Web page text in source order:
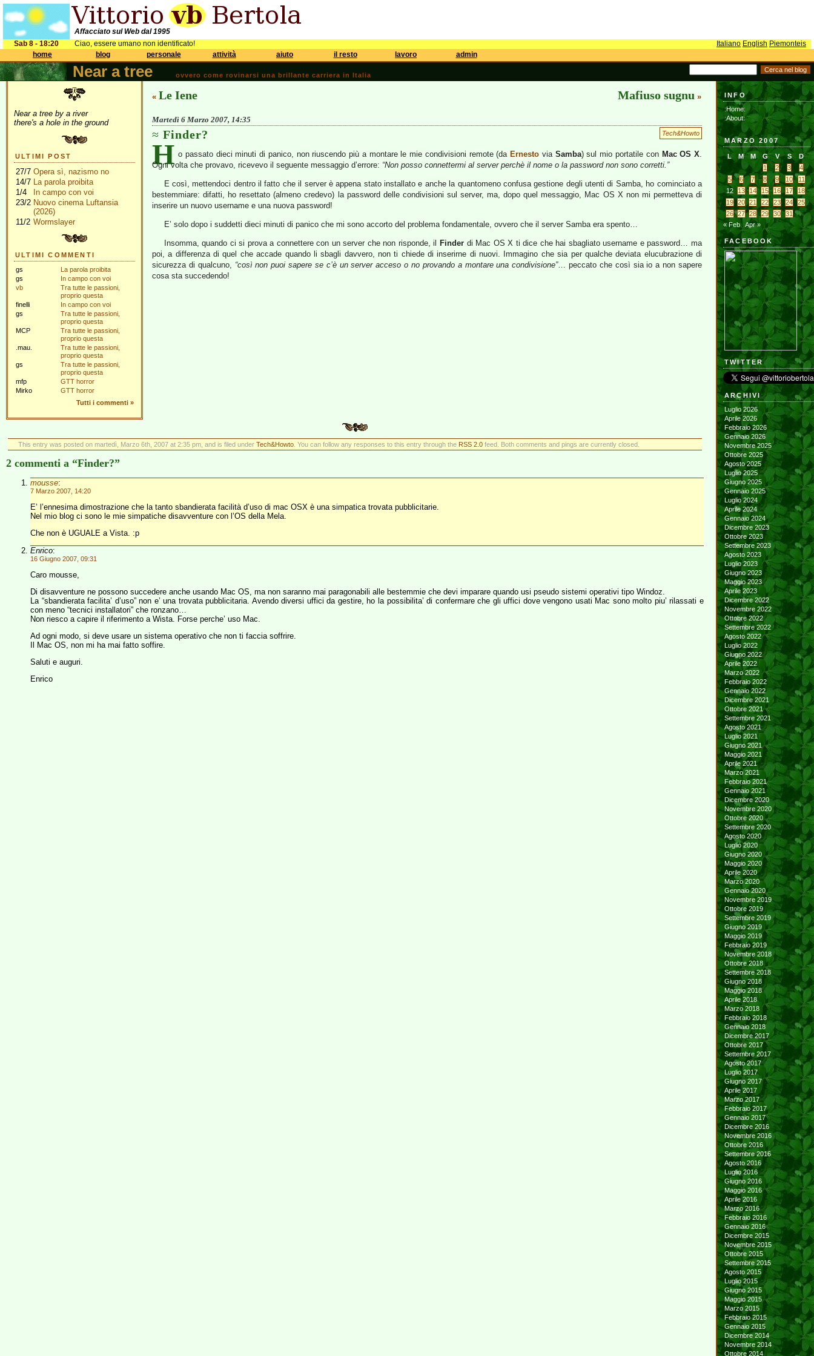
Affacciato sul Web dal 1995
Sab 8 - 18:20
Ciao, essere umano non identificato! Italiano English Piemonteis
home
blog personale attività aiuto il resto lavoro admin
Near a tree ovvero come rovinarsi una brillante carriera in Italia
Near a tree by a river
there's a hole in the ground
ULTIMI POST
27/7 Opera sì, nazismo no
14/7 La parola proibita
1/4
In campo con voi
23/2 Nuovo cinema Luftansia
(2026)
11/2 Wormslayer
ULTIMI COMMENTI
gs
La parola proibita
gs
In campo con voi
vb
Tra tutte le passioni,
proprio questa
finelli
In campo con voi
gs
Tra tutte le passioni,
proprio questa
MCP
Tra tutte le passioni,
proprio questa
.mau.
Tra tutte le passioni,
proprio questa
gs
Tra tutte le passioni,
proprio questa
mfp
GTT horror
Mirko
GTT horror
Tutti i commenti »
« Le Iene Mafiuso sugnu »
Martedì 6 Marzo 2007, 14:35
Tech&Howto
Finder?
H o passato dieci minuti di panico, non riuscendo più a montare le mie condivisioni remote (da Ernesto via Samba) sul mio portatile con Mac OS X.
Ogni volta che provavo, ricevevo il seguente messaggio d’errore: “Non posso connettermi al server perchè il nome o la password non sono corretti.”
E così, mettendoci dentro il fatto che il server è appena stato installato e anche la quantomeno confusa gestione degli utenti di Samba, ho cominciato a
bestemmiare: difatti, ho resettato (almeno credevo) la password delle condivisioni sul server, ma, dopo quel messaggio, Mac OS X non mi permetteva di
inserire un nuovo username e una nuova password!
E’ solo dopo i suddetti dieci minuti di panico che mi sono accorto del problema fondamentale, ovvero che il server Samba era spento…
Insomma, quando ci si prova a connettere con un server che non risponde, il Finder di Mac OS X ti dice che hai sbagliato username e password… ma
poi, a differenza di quel che accade quando li sbagli davvero, non ti chiede di inserirne di nuovi. Immagino che sia per qualche deviata elucubrazione di
sicurezza di qualcuno, “così non puoi sapere se c’è un server acceso o no provando a montare una condivisione”… peccato che così sia io a non sapere
cosa sta succedendo!
This entry was posted on martedì, Marzo 6th, 2007 at 2:35 pm, and is filed under Tech&Howto. You can follow any responses to this entry through the RSS 2.0feed. Both comments and pings are currently closed.
2 commenti a “Finder?”
mousse:
7 Marzo 2007, 14:20
E’ l’ennesima dimostrazione che la tanto sbandierata facilità d’uso di mac OSX è una simpatica trovata pubblicitarie.
Nel mio blog ci sono le mie simpatiche disavventure con l’OS della Mela.
Che non è UGUALE a Vista. :p
Enrico:
16 Giugno 2007, 09:31
Caro mousse,
Di disavventure ne possono succedere anche usando Mac OS, ma non saranno mai paragonabili alle bestemmie che devi imparare quando usi pseudo sistemi operativi tipo Windoz.
La “sbandierata facilita’ d’uso” non e’ una trovata pubblicitaria. Avendo diversi uffici da gestire, ho la possibilita’ di confermare che gli uffici dove vengono usati Mac sono molto piu’ rilassati e
con meno “tecnici installatori” che ronzano…
Non riesco a capire il riferimento a Wista. Forse perche’ uso Mac.
Ad ogni modo, si deve usare un sistema operativo che non ti faccia soffrire.
Il Mac OS, non mi ha mai fatto soffire.
Saluti e auguri.
Enrico
INFO
:Home:
:About:
MARZO 2007
L M M G V S
D
1
2 3
4
5
6 7 8 9 10
11
12
13 14 15 16 17
18
19
20 21 22 23 24
25
26
27 28 29 30
31
« Feb
Apr »
FACEBOOK
TWITTER
ARCHIVI
Luglio 2026
Aprile 2026
Febbraio 2026
Gennaio 2026
Novembre 2025
Ottobre 2025
Agosto 2025
Luglio 2025
Giugno 2025
Gennaio 2025
Luglio 2024
Aprile 2024
Gennaio 2024
Dicembre 2023
Ottobre 2023
Settembre 2023
Agosto 2023
Luglio 2023
Giugno 2023
Maggio 2023
Aprile 2023
Dicembre 2022
Novembre 2022
Ottobre 2022
Settembre 2022
Agosto 2022
Luglio 2022
Giugno 2022
Aprile 2022
Marzo 2022
Febbraio 2022
Gennaio 2022
Dicembre 2021
Ottobre 2021
Settembre 2021
Agosto 2021
Luglio 2021
Giugno 2021
Maggio 2021
Aprile 2021
Marzo 2021
Febbraio 2021
Gennaio 2021
Dicembre 2020
Novembre 2020
Ottobre 2020
Settembre 2020
Agosto 2020
Luglio 2020
Giugno 2020
Maggio 2020
Aprile 2020
Marzo 2020
Gennaio 2020
Novembre 2019
Ottobre 2019
Settembre 2019
Giugno 2019
Maggio 2019
Febbraio 2019
Novembre 2018
Ottobre 2018
Settembre 2018
Giugno 2018
Maggio 2018
Aprile 2018
Marzo 2018
Febbraio 2018
Gennaio 2018
Dicembre 2017
Ottobre 2017
Settembre 2017
Agosto 2017
Luglio 2017
Giugno 2017
Aprile 2017
Marzo 2017
Febbraio 2017
Gennaio 2017
Dicembre 2016
Novembre 2016
Ottobre 2016
Settembre 2016
Agosto 2016
Luglio 2016
Giugno 2016
Maggio 2016
Aprile 2016
Marzo 2016
Febbraio 2016
Gennaio 2016
Dicembre 2015
Novembre 2015
Ottobre 2015
Settembre 2015
Agosto 2015
Luglio 2015
Giugno 2015
Maggio 2015
Marzo 2015
Febbraio 2015
Gennaio 2015
Dicembre 2014
Novembre 2014
Ottobre 2014